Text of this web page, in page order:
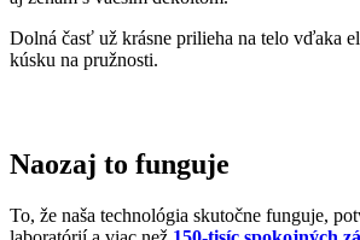
To, že naša technológia skutočne funguje,
laboratórií a viac než
odparovanie vlhkostia potvrdilo, že
priedušné.
Tiež sme si dali zmerať, či oblečenie CityZen